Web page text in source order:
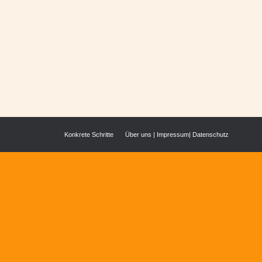
Konkrete Schritte Über uns | Impressum| Datenschutz